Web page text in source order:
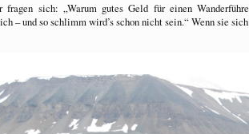
fragen sich: „Warum gutes Geld für einen
– und so schlimm wird’s schon nicht sein.“ Wenn sie